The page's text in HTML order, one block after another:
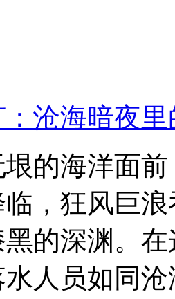
沧海暗夜
的海洋面
，狂风巨
的深渊。
人员如同